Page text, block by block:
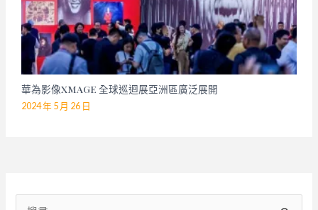
華為影像XMAGE 全球巡迴展亞洲區廣泛展開
2024 年 5 月 26 日